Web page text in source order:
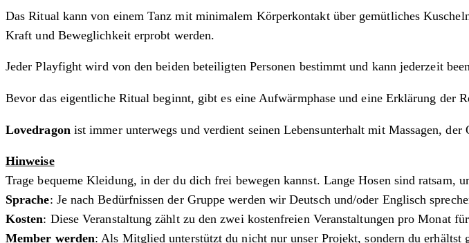
Das Ritual kann von einem Tanz mit minimalem Körperkontakt über gemütliches
Kraft und Beweglichkeit erprobt werden.
Jeder Playfight wird von den beiden beteiligten Personen bestimmt und kann jederzeit
Bevor das eigentliche Ritual beginnt, gibt es eine Aufwärmphase und eine Erklärung der
Lovedragon ist immer unterwegs und verdient seinen Lebensunterhalt mit Massagen,
Hinweise
Trage bequeme Kleidung, in der du dich frei bewegen kannst. Lange Hosen sind
Sprache: Je nach Bedürfnissen der Gruppe werden wir Deutsch und/oder Englisch
Kosten: Diese Veranstaltung zählt zu den zwei kostenfreien Veranstaltungen pro Monat
Member werden: Als Mitglied unterstützt du nicht nur unser Projekt, sondern du